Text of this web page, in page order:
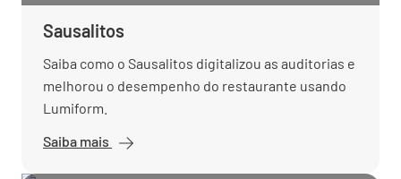
Sausalitos
Saiba como o Sausalitos digitalizou as auditorias e
melhorou o desempenho do restaurante usando
Lumiform.
Saiba mais